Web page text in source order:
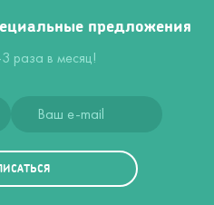
предложения
раза в месяц!